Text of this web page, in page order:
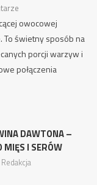
owocowej
To świetny sposób na
porcji warzyw i
połączenia
DAWTONA –
MIĘS I SERÓW
Redakcja